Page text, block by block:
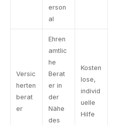
erson
al
Versic
herten
berat
er
Ehren
amtlic
he
Berat
er in
der
Nähe
des
Kosten
lose,
individ
uelle
Hilfe